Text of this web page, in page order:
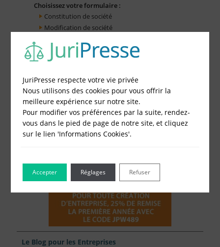
Choisissez votre formulaire :
Constitution de société
Modification de société
Cessation d'activité
Le Blog pour les Entreprises
JuriPresse respecte votre vie privée
Nous utilisons des cookies pour vous offrir la
meilleure expérience sur notre site.
Pour modifier vos préférences par la suite, rendez-
vous dans le pied de page de notre site, et cliquez
sur le lien 'Informations Cookies'.
Accepter Refuser
Réglages